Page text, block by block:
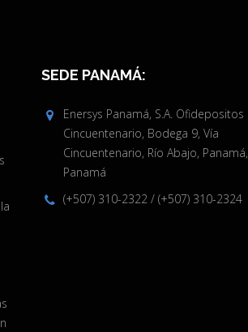
SEDE PANAMÁ:
Enersys Panamá, S.A. Ofidepositos
Cincuentenario, Bodega 9, Vía
Cincuentenario, Río Abajo, Panamá,
Panamá
(+507) 310-2322 / (+507) 310-2324